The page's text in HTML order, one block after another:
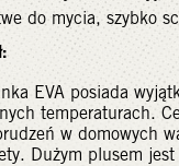
do mycia, szybko
EVA posiada
temperaturach.
w domowych
Dużym plusem